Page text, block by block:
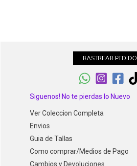
RASTREAR PEDIDO
Siguenos! No te pierdas lo Nuevo
Ver Coleccion Completa
Envios
Guia de Tallas
Como comprar/Medios de Pago
Cambios y Devoluciones